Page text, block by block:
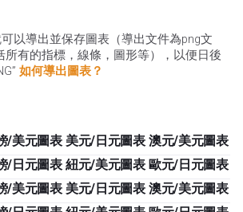
可以導出並保存圖表（導出文件為png文
所有的指標，線條，圖形等），以便日後
如何導出圖表？
/美元圖表 美元/日元圖表 澳元/美元圖表
/日元圖表 紐元/美元圖表 歐元/日元圖表
/美元圖表 美元/日元圖表 澳元/美元圖表